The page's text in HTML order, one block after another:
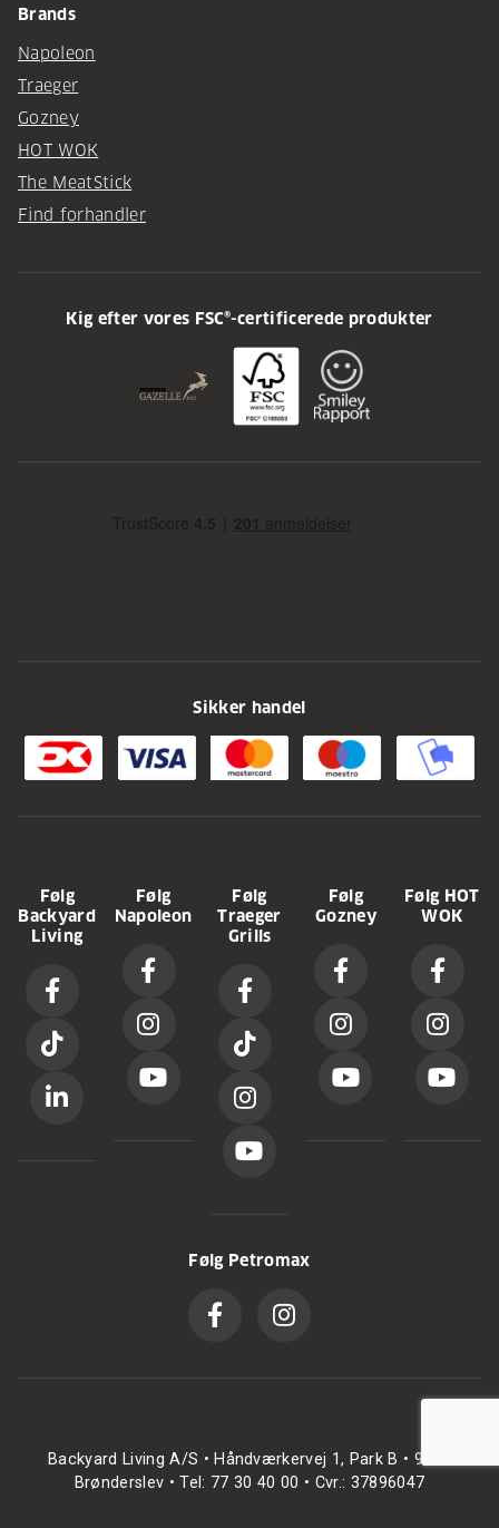
Brands
Napoleon
Traeger
Gozney
HOT WOK
The MeatStick
Find forhandler
Kig efter vores FSC®-certificerede produkter
Sikker handel
Følg
Backyard
Living
Følg
Napoleon
Følg
Traeger
Grills
Følg
Gozney
Følg HOT
WOK
Følg Petromax
Backyard Living A/S • Håndværkervej 1, Park B • 9700
Brønderslev • Tel: 77 30 40 00 • Cvr.: 37896047